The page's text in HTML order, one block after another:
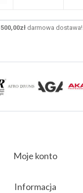
500,00zł darmowa dostawa!
Moje konto
Informacja